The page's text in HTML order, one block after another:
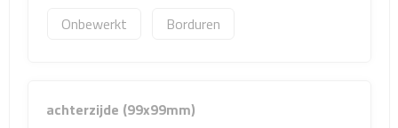
Schoenentassen
Koeltassen & koelboxen
Onbewerkt
Borduren
achterzijde (99x99mm)